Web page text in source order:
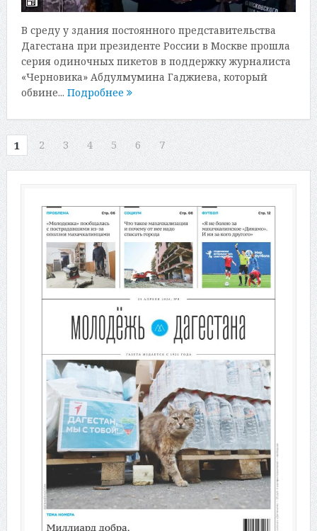
В среду у здания постоянного представительства
Дагестана при президенте России в Москве прошла
серия одиночных пикетов в поддержку журналиста
«Черновика» Абдулмумина Гаджиева, который
обвине... Подробнее
1 2 3 4 5 6 7